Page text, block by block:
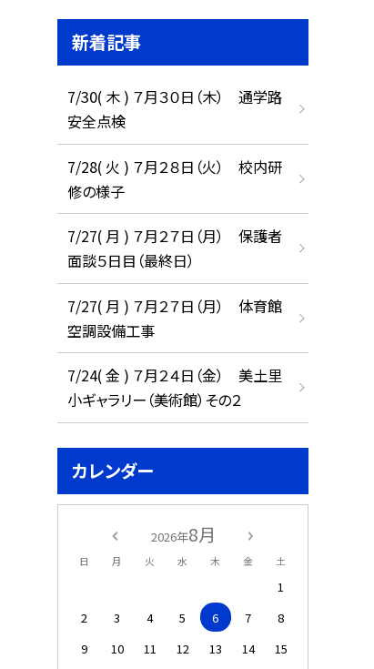
新着記事
7/30( 木 ) ７月３０日（木） 通学路
安全点検
7/28( 火 ) ７月２８日（火） 校内研
修の様子
7/27( 月 ) ７月２７日（月） 保護者
面談５日目（最終日）
7/27( 月 ) ７月２７日（月） 体育館
空調設備工事
7/24( 金 ) ７月２４日（金） 美土里
小ギャラリー（美術館）その２
カレンダー
2026年8月
日 月 火 水 木 金 土
1
2
3 4 5 6 7
8
9
10 11 12 13 14
15